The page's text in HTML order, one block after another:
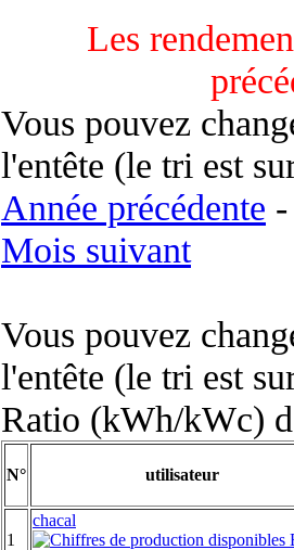
Les
Vous pouvez
l'entête (le tri est
Année précédente -
Mois suivant
Vous pouvez
l'entête (le tri est
Ratio (kWh/kWc)
N° utilisateur
1
chacal